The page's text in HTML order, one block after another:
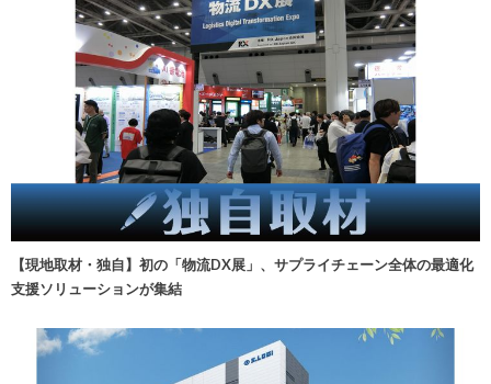
【現地取材・独自】初の「物流DX展」、サプライチェーン全体の最適化
支援ソリューションが集結